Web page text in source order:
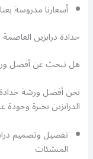
أسعارنا مدروسة
حدادة درابزين العاصمة
هل تبحث عن أفضل
نحن أفضل ورشة
الدرابزين بخبرة
تفصيل وتصميم
المنشئات